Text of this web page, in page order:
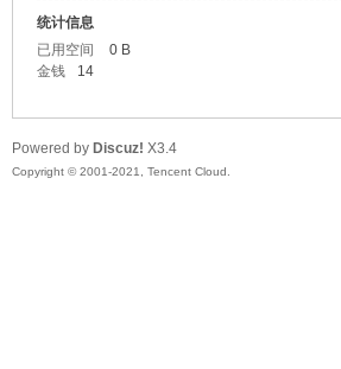
资
统计信息
已用空间
0 B
金钱
14
Powered by Discuz! X3.4
Copyright © 2001-2021, Tencent Cloud.